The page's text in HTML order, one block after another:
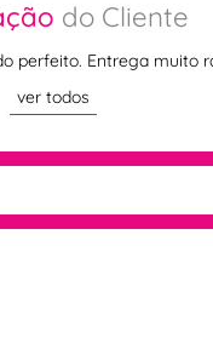
do Cliente
perfeito. Entrega muito
ver todos